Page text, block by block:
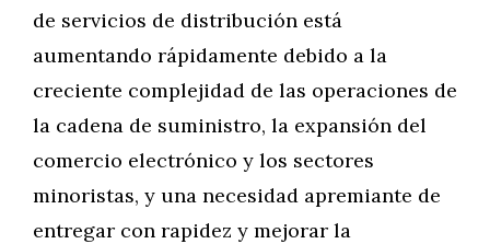
de servicios de distribución está
aumentando rápidamente debido a la
creciente complejidad de las operaciones de
la cadena de suministro, la expansión del
comercio electrónico y los sectores
minoristas, y una necesidad apremiante de
entregar con rapidez y mejorar la